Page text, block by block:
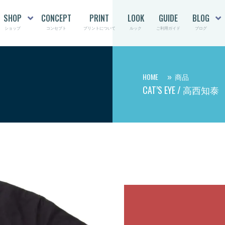
SHOP
ショップ
CONCEPT
コンセプト
PRINT
プリントについて
LOOK
ルック
GUIDE
ご利用ガイド
BLOG
ブログ
HOME 商品
CAT’S EYE / 高西知泰